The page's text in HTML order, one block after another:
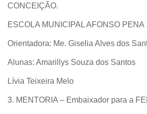
CONCEIÇÃO.
ESCOLA MUNICIPAL AFONSO PENA
Orientadora: Me. Giselia Alves dos
Alunas: Amarillys Souza dos Santos
Lívia Teixeira Melo
3. MENTORIA – Embaixador para a